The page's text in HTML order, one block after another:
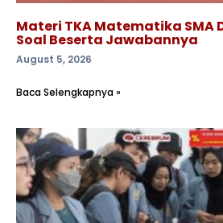
Materi TKA Matematika SMA
Soal Beserta Jawabannya
August 5, 2026
Baca Selengkapnya »